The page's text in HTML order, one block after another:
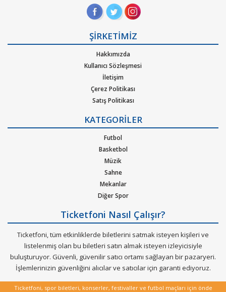
yapınız.) Size sunulan güvenli Ödeme adımına geçiniz. Artık
Hangi müzik türlerinde Ticketfoniden bilet bulup
. Müzik türlerinden Alternatif, Dans – Elektronik
pop, rock, blues, New Age, caz, klasik, Latin Tango ska, reggae,
metal, hip-hop ya da r&b gibi pek çok müzik türleri için
oluşturulan etkinliklere bilet bulabilirsiniz. Elinizdeki
gidemeyeceğiniz konserlerin biletlerini de satabileceğiniz çok
özel bir hizmeti Ticketfoni sizler için sunuyor.
Dünya çapında en çok dinlenen, dünyada en çok konser veren
sanatçıların soluksuz konser turneleriyle biletleri günler
öncesinden tükenen etkinliklerin biletlerini Ticketfoni
güvencesiyle satın alabilirisiniz.
ŞİRKETİMİZ
Hakkımızda
Kullanıcı Sözleşmesi
İletişim
Çerez Politikası
Satış Politikası
Kurumsal Ağırlama
Nasıl Çalışır
Bilet Tipi ve Teslimat
Üyelik Doğrulama
Sık Sorulan Sorular
KATEGORİLER
Futbol
Basketbol
Müzik
Sahne
Mekanlar
Diğer Spor
Ticketfoni Nasıl Çalışır?
Ticketfoni, tüm etkinliklerde biletlerini satmak isteyen kişileri ve
listelenmiş olan bu biletleri satın almak isteyen izleyicisiyle
buluşturuyor. Güvenli, güvenilir satıcı ortamı sağlayan bir pazaryeri.
İşlemlerinizin güvenliğini alıcılar ve satıcılar için garanti ediyoruz.
Ticketfoni, spor biletleri, konserler, festivaller ve futbol maçları için önde